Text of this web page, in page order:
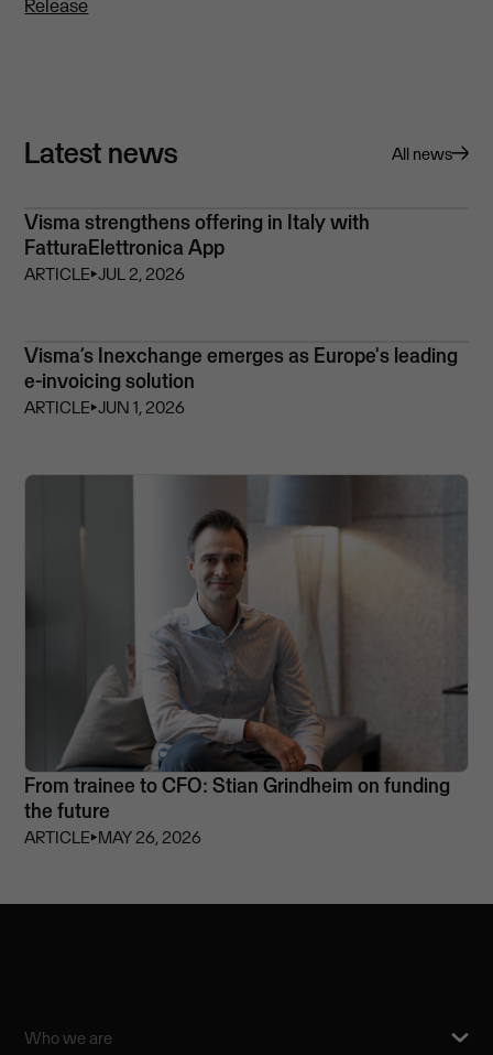
Release
Latest news All news
Visma strengthens offering in Italy with
FatturaElettronica App
ARTICLE⏵JUL 2, 2026
Visma’s Inexchange emerges as Europe's leading
e-invoicing solution
ARTICLE⏵JUN 1, 2026
From trainee to CFO: Stian Grindheim on funding
the future
ARTICLE⏵MAY 26, 2026
Who we are